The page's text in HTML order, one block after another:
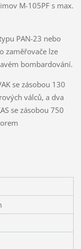
M-105PF s max.
PAN-23 nebo
zaměřovače lze
bombardování.
se zásobou 130
válců, a dva
se zásobou 750